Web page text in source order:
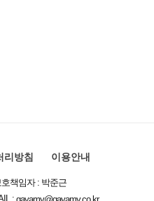
리방침 이용안내
책임자 : 박준근
: